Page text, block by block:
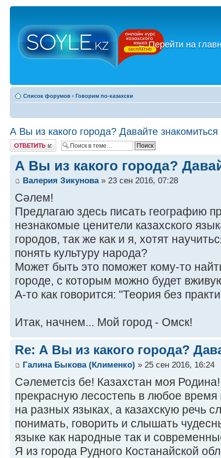
←Перейти на
Список форумов ‹ Говорим по-казахски
А Вы из какого города? Давайте знакомиться
Ответить
А Вы из какого города?
Валерия Зикунова» 23 сен 2016, 07:28
Сәлем!
Предлагаю здесь писать географию
незнакомые ценители казахского
городов, так же как и я, хотят
понять культуру народа?
Может быть это поможет кому-то
городе, с которым можно будет
А-то как говорится: "Теория без
Итак, начнем... Мой город - Омск!
Re: А Вы из какого города?
Галина Быкова (Клименко) » 25 сен 2016, 16:24
Сәлеметсіз бе! Казахстан моя
прекрасную лесостепь в любое
на разных языках, а казахскую речь
понимать, говорить и слышать
языке как народные так и
Я из города Рудного Костанайской